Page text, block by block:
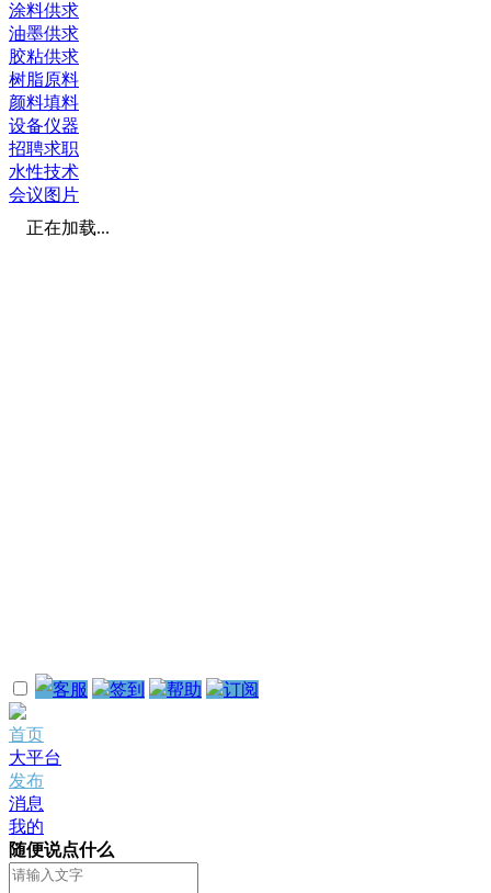
涂料供求
油墨供求
胶粘供求
树脂原料
颜料填料
设备仪器
招聘求职
水性技术
会议图片
正在加载...
客服 签到 帮助 订阅
首页
大平台
发布
消息
我的
随便说点什么